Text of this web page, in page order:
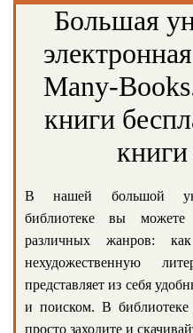
Большая
Many-
книги
В нашей большой
библиотеке вы можете
различных жанров:
нехудожественную
представляет из себя
и поиском. В библиотеке
просто заходите и